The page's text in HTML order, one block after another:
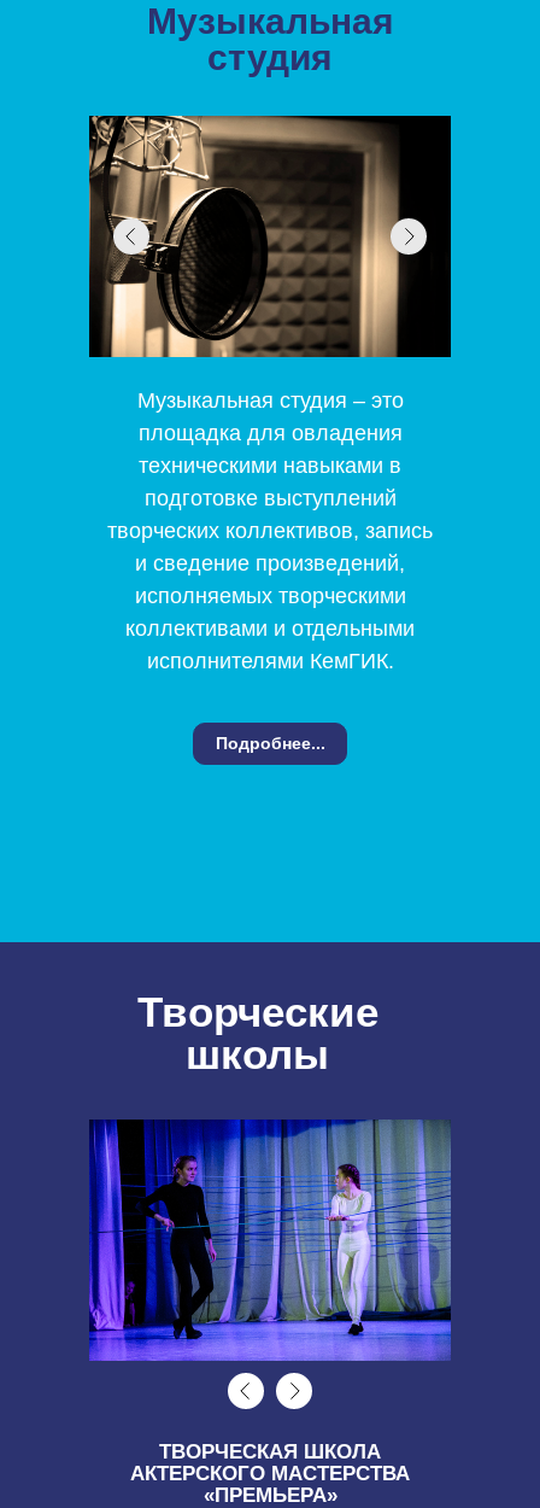
Музыкальная
студия
Подробнее...
Музыкальная студия – это
площадка для овладения
техническими навыками в
подготовке выступлений
творческих коллективов, запись
и сведение произведений,
исполняемых творческими
коллективами и отдельными
исполнителями КемГИК.
Творческие
школы
ТВОРЧЕСКАЯ ШКОЛА
АКТЕРСКОГО МАСТЕРСТВА
«ПРЕМЬЕРА»